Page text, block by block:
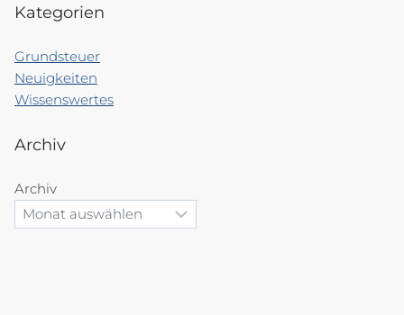
Kategorien
Grundsteuer
Neuigkeiten
Wissenswertes
Archiv
Archiv